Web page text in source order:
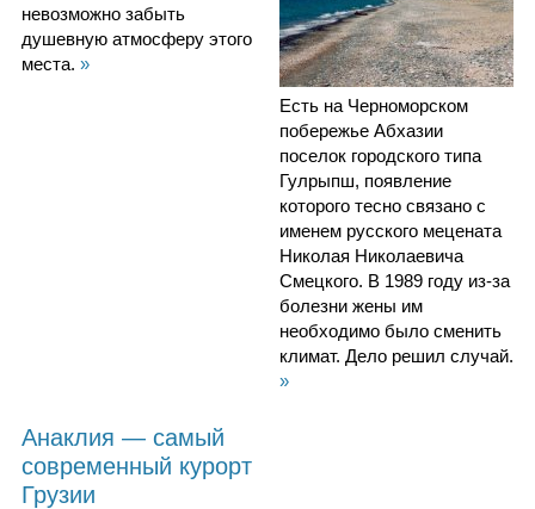
невозможно забыть
душевную атмосферу этого
места. »
Есть на Черноморском
побережье Абхазии
поселок городского типа
Гулрыпш, появление
которого тесно связано с
именем русского мецената
Николая Николаевича
Смецкого. В 1989 году из-за
болезни жены им
необходимо было сменить
климат. Дело решил случай.
»
Анаклия — самый
современный курорт
Грузии